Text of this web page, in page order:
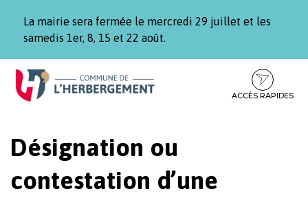
La mairie sera fermée le mercredi 29 juillet et les
samedis 1er, 8, 15 et 22 août.
Aller
Aller
contenu
Aller
pied
ACCÈS RAPIDES
Désignation ou
contestation d’une